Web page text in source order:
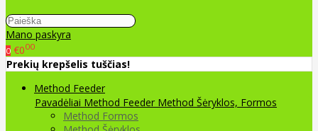
Mano paskyra
0 €000
Prekių krepšelis tuščias!
Method Feeder
Pavadėliai Method Feeder Method Šėryklos, Formos
Method Formos